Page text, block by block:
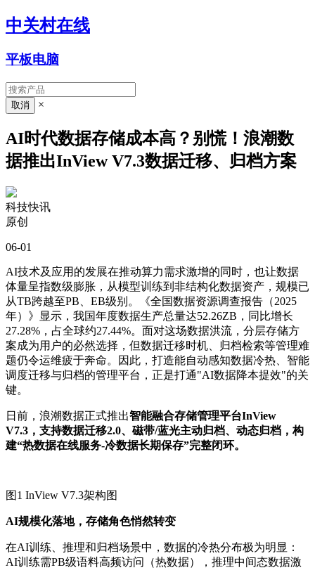
中关村在线
平板电脑
×
AI时代数据存储成本高？别慌！浪潮数
据推出InView V7.3数据迁移、归档方案
科技快讯
原创
06-01
AI技术及应用的发展在推动算力需求激增的同时，也让数据
体量呈指数级膨胀，从模型训练到非结构化数据资产，规模已
从TB跨越至PB、EB级别。《全国数据资源调查报告（2025
年）》显示，我国年度数据生产总量达52.26ZB，同比增长
27.28%，占全球约27.44%。面对这场数据洪流，分层存储方
案成为用户的必然选择，但数据迁移时机、归档检索等管理难
题仍令运维疲于奔命。因此，打造能自动感知数据冷热、智能
调度迁移与归档的管理平台，正是打通"AI数据降本提效"的关
键。
日前，浪潮数据正式推出智能融合存储管理平台InView
V7.3， 支持数据迁移2.0、磁带/蓝光主动归档、动态归档 ，构
建“热数据在线服务-冷数据长期保存”完整闭环。
图1 InView V7.3架构图
AI规模化落地，存储角色悄然转变
在AI训练、推理和归档场景中，数据的冷热分布极为明显：
AI训练需PB级语料高频访问（热数据），推理中间态数据激